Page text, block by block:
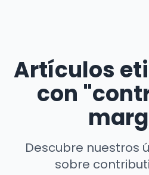
Artículos
con
Descubre nuestros
sobre